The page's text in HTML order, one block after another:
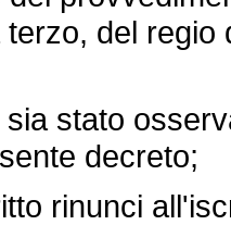
del regio
stato
decreto;
rinunci